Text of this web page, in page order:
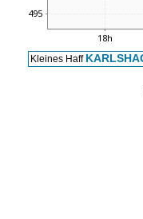
Kleines Haff